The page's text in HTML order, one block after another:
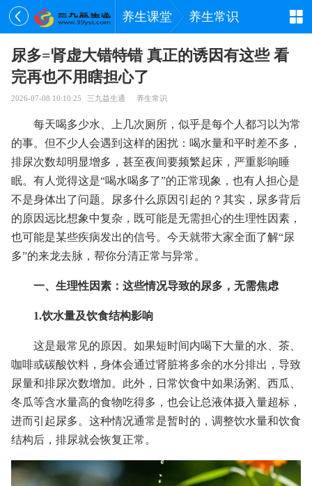
养生课堂 养生常识
尿多=肾虚大错特错 真正的诱因有这些 看
完再也不用瞎担心了
2026-07-08 10:10:25 三九益生通 养生常识
每天喝多少水、上几次厕所，似乎是每个人都习以为常
的事。但不少人会遇到这样的困扰：喝水量和平时差不多，
排尿次数却明显增多，甚至夜间要频繁起床，严重影响睡
眠。有人觉得这是“喝水喝多了”的正常现象，也有人担心是
不是身体出了问题。尿多什么原因引起的？其实，尿多背后
的原因远比想象中复杂，既可能是无需担心的生理性因素，
也可能是某些疾病发出的信号。今天就带大家全面了解“尿
多”的来龙去脉，帮你分清正常与异常。
一、生理性因素：这些情况导致的尿多，无需焦虑
1.饮水量及饮食结构影响
这是最常见的原因。如果短时间内喝下大量的水、茶、
咖啡或碳酸饮料，身体会通过肾脏将多余的水分排出，导致
尿量和排尿次数增加。此外，日常饮食中如果汤粥、西瓜、
冬瓜等含水量高的食物吃得多，也会让总液体摄入量超标，
进而引起尿多。这种情况通常是暂时的，调整饮水量和饮食
结构后，排尿就会恢复正常。